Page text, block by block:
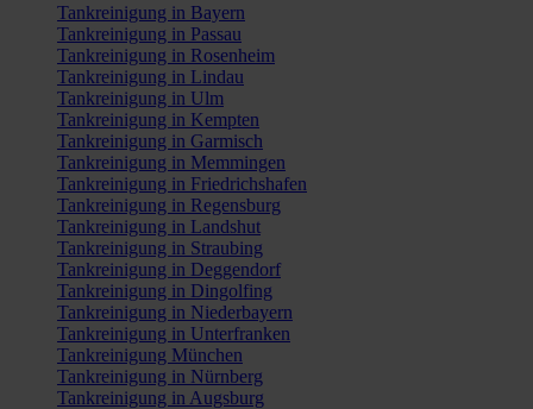
Tankreinigung in Bayern
Tankreinigung in Passau
Tankreinigung in Rosenheim
Tankreinigung in Lindau
Tankreinigung in Ulm
Tankreinigung in Kempten
Tankreinigung in Garmisch
Tankreinigung in Memmingen
Tankreinigung in Friedrichshafen
Tankreinigung in Regensburg
Tankreinigung in Landshut
Tankreinigung in Straubing
Tankreinigung in Deggendorf
Tankreinigung in Dingolfing
Tankreinigung in Niederbayern
Tankreinigung in Unterfranken
Tankreinigung München
Tankreinigung in Nürnberg
Tankreinigung in Augsburg